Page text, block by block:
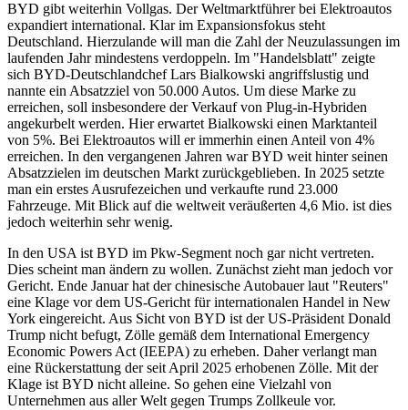
BYD gibt weiterhin Vollgas. Der Weltmarktführer bei Elektroautos
expandiert international. Klar im Expansionsfokus steht
Deutschland. Hierzulande will man die Zahl der Neuzulassungen im
laufenden Jahr mindestens verdoppeln. Im "Handelsblatt" zeigte
sich BYD-Deutschlandchef Lars Bialkowski angriffslustig und
nannte ein Absatzziel von 50.000 Autos. Um diese Marke zu
erreichen, soll insbesondere der Verkauf von Plug-in-Hybriden
angekurbelt werden. Hier erwartet Bialkowski einen Marktanteil
von 5%. Bei Elektroautos will er immerhin einen Anteil von 4%
erreichen. In den vergangenen Jahren war BYD weit hinter seinen
Absatzzielen im deutschen Markt zurückgeblieben. In 2025 setzte
man ein erstes Ausrufezeichen und verkaufte rund 23.000
Fahrzeuge. Mit Blick auf die weltweit veräußerten 4,6 Mio. ist dies
jedoch weiterhin sehr wenig.
In den USA ist BYD im Pkw-Segment noch gar nicht vertreten.
Dies scheint man ändern zu wollen. Zunächst zieht man jedoch vor
Gericht. Ende Januar hat der chinesische Autobauer laut "Reuters"
eine Klage vor dem US-Gericht für internationalen Handel in New
York eingereicht. Aus Sicht von BYD ist der US-Präsident Donald
Trump nicht befugt, Zölle gemäß dem International Emergency
Economic Powers Act (IEEPA) zu erheben. Daher verlangt man
eine Rückerstattung der seit April 2025 erhobenen Zölle. Mit der
Klage ist BYD nicht alleine. So gehen eine Vielzahl von
Unternehmen aus aller Welt gegen Trumps Zollkeule vor.